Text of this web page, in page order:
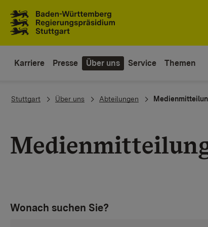
Karriere Presse Über uns Service Themen
You are here:
Stuttgart Über uns Abteilungen
Wonach suchen Sie?